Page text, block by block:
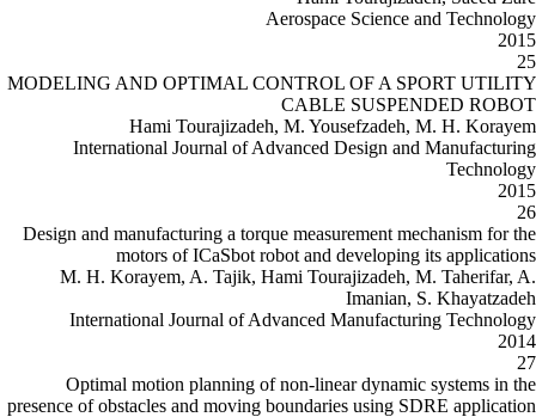
MODELING AND OPTIMAL
Hami Tourajizadeh,
International Journal of
Design and manufacturing a torque
motors of ICaSbot
M. H. Korayem, A. Tajik,
International Journal of
Optimal motion planning of
presence of obstacles and moving